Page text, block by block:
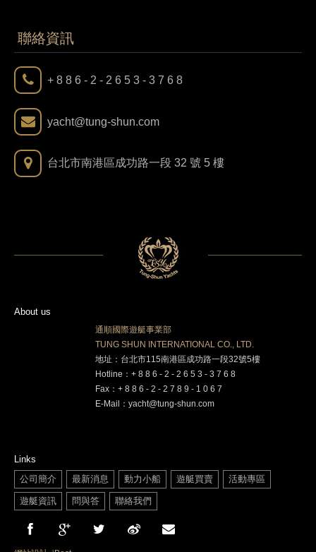
聯絡資訊
+ 8 8 6 - 2 - 2 6 5 3 - 3 7 6 8
yacht@tung-shun.com
台北市南港區成功路一段 32 號 5 樓
About us
通順國際遊艇事業部
TUNG SHUN INTERNATIONAL CO., LTD.
地址：台北市115南港區成功路一段32號5樓
Hotline：+ 8 8 6 - 2 - 2 6 5 3 - 3 7 6 8
Fax：+ 8 8 6 - 2 - 2 7 8 9 - 1 0 6 7
E-Mail：yacht@tung-shun.com
Links
公司簡介
最新消息 動力小船 遊艇買賣 活動專區
遊艇資訊 問與答 聯絡我們